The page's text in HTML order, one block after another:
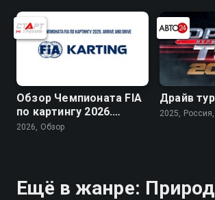
Обзор Чемпионата FIA
по картингу 2026.
Arrive and Drive
2026, Обзор
Драйв тур
2025,
Ещё в жанре: